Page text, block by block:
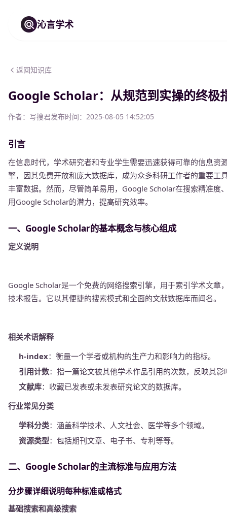
沁言学术
返回知识库
Google Scholar：从规范到实操的终极
作者： 写搜君发布时间： 2025-08-05 14:52:05
引言
在信息时代，学术研究者和专业学生需要迅速获得可靠的信息资
擎，因其免费开放和庞大数据库，成为众多科研工作者的重要工
丰富数据。然而，尽管简单易用，Google Scholar在搜索精准度
用Google Scholar的潜力，提高研究效率。
一、Google Scholar的基本概念与核心组成
定义说明
Google Scholar是一个免费的网络搜索引擎，用于索引学术文章
技术报告。它以其便捷的搜索模式和全面的文献数据库而闻名。
相关术语解释
h-index：衡量一个学者或机构的生产力和影响力的指标。
引用计数：指一篇论文被其他学术作品引用的次数，反映其影
文献库：收藏已发表或未发表研究论文的数据库。
行业常见分类
学科分类：涵盖科学技术、人文社会、医学等多个领域。
资源类型：包括期刊文章、电子书、专利等等。
二、Google Scholar的主流标准与应用方法
分步骤详细说明每种标准或格式
基础搜索和高级搜索